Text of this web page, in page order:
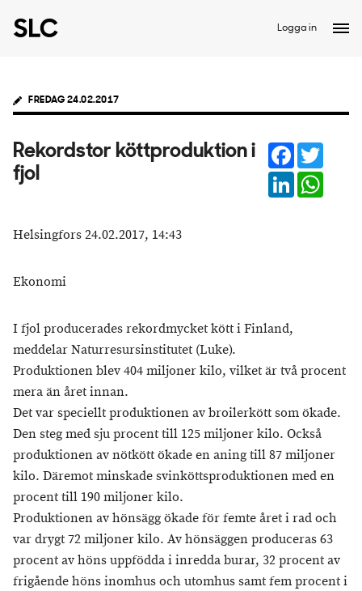
Logga in
FREDAG 24.02.2017
Rekordstor köttproduktion i
fjol
Facebook
LinkedIn
Helsingfors 24.02.2017, 14:43
Ekonomi
I fjol producerades rekordmycket kött i Finland,
meddelar Naturresursinstitutet (Luke).
Produktionen blev 404 miljoner kilo, vilket är två procent
mera än året innan.
Det var speciellt produktionen av broilerkött som ökade.
Den steg med sju procent till 125 miljoner kilo. Också
produktionen av nötkött ökade en aning till 87 miljoner
kilo. Däremot minskade svinköttsproduktionen med en
procent till 190 miljoner kilo.
Produktionen av hönsägg ökade för femte året i rad och
var drygt 72 miljoner kilo. Av hönsäggen produceras 63
procent av höns uppfödda i inredda burar, 32 procent av
frigående höns inomhus och utomhus samt fem procent i